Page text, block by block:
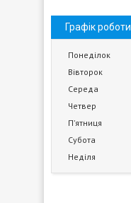
Графік роботи
Понеділок
Вівторок
Середа
Четвер
Пʼятниця
Субота
Неділя